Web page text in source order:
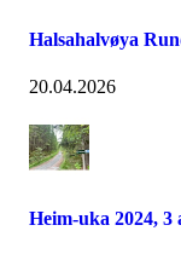
Halsahalvøya
20.04.2026
Heim-uka 2024,